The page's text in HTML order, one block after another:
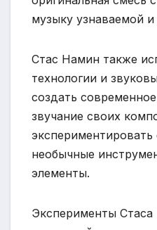
музыку узнаваемой и
Стас Намин также
технологии и
создать
звучание своих
экспериментировать
необычные
элементы.
Эксперименты